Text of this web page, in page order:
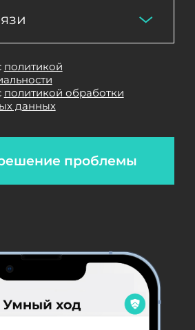
проблемы
политикой
политикой обработки
данных